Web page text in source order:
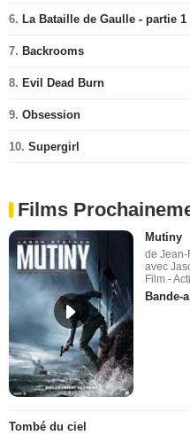
6. La Bataille de Gaulle - partie
7. Backrooms
8. Evil Dead Burn
9. Obsession
10. Supergirl
Films
Mutiny
de Jean-
avec
Film -
Bande-
Tombé du ciel